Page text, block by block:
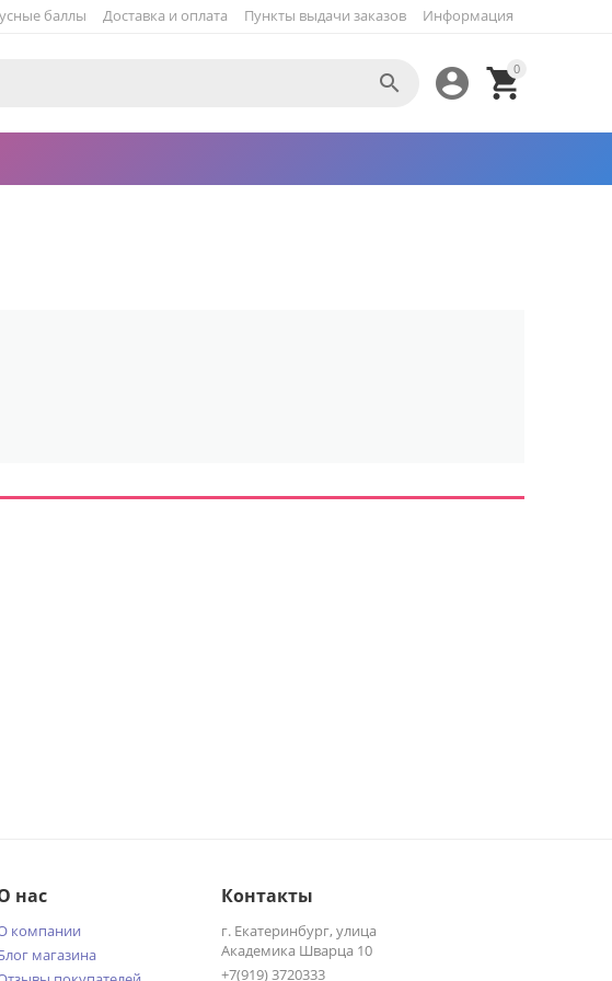
баллы Доставка и оплата Пункты выдачи заказов Информация
0



нас
компании
магазина
Контакты
г. Екатеринбург, улица
Академика Шварца 10
+7(919) 3720333